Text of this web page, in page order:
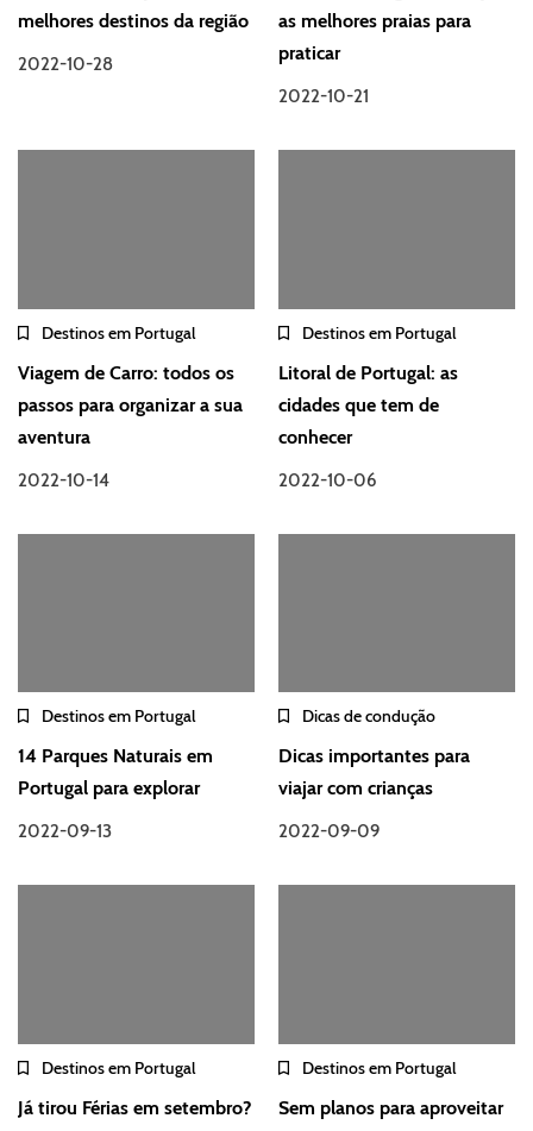
melhores destinos da região
2022-10-28
as melhores praias para
praticar
2022-10-21
Destinos em Portugal
Viagem de Carro: todos os
passos para organizar a sua
aventura
2022-10-14
Destinos em Portugal
Litoral de Portugal: as
cidades que tem de
conhecer
2022-10-06
Destinos em Portugal
14 Parques Naturais em
Portugal para explorar
2022-09-13
Dicas de condução
Dicas importantes para
viajar com crianças
2022-09-09
Destinos em Portugal
Já tirou Férias em setembro?
Destinos em Portugal
Sem planos para aproveitar